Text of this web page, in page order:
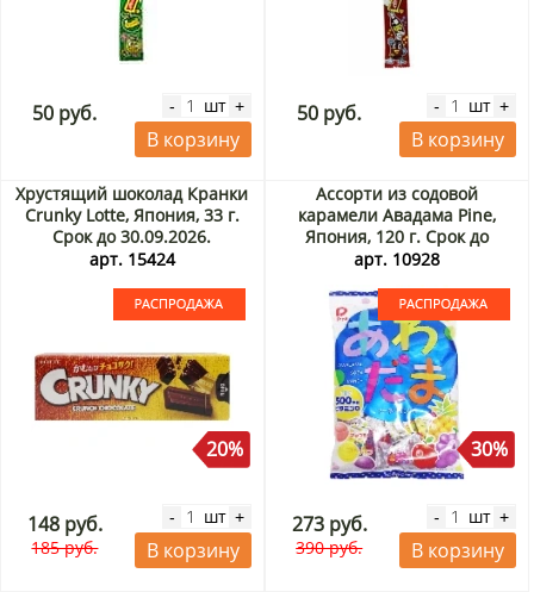
50 руб. - шт +
В корзину
50 руб. - шт +
В корзину
Хрустящий шоколад Кранки
Crunky Lotte, Япония, 33 г.
Срок до 30.09.2026.
Распродажа
арт. 15424
20%
148 руб.
185 руб.
- шт +
В корзину
Ассорти из содовой
карамели Авадама Pine,
Япония, 120 г. Срок до
30.09.2026. Распродажа
арт. 10928
30%
273 руб.
390 руб.
- шт +
В корзину